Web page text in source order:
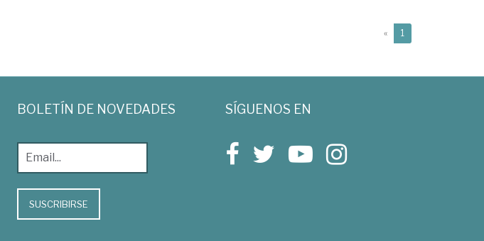
« 1
BOLETÍN DE NOVEDADES
SUSCRIBIRSE
SÍGUENOS EN